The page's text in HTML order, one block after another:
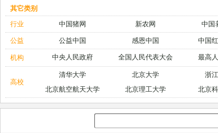
其它类别
行业
中国猪网 新农网
中国
公益
公益中国 感恩中国 中国
机构 中央人民政府 全国人民代表大会 最高
高校
清华大学 北京大学
浙
北京航空航天大学
北京理工大学 北京